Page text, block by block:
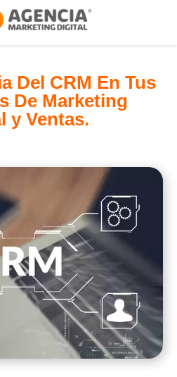
Del CRM En Tus
De Marketing
y Ventas.